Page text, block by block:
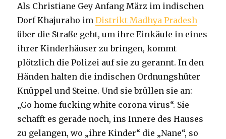
Als Christiane Gey Anfang März im indischen
Dorf Khajuraho imDistrikt Madhya Pradesh
über die Straße geht, um ihre Einkäufe in eines
ihrer Kinderhäuser zu bringen, kommt
plötzlich die Polizei auf sie zu gerannt. In den
Händen halten die indischen Ordnungshüter
Knüppel und Steine. Und sie brüllen sie an:
„Go home fucking white corona virus“. Sie
schafft es gerade noch, ins Innere des Hauses
zu gelangen, wo „ihre Kinder“ die „Nane“, so